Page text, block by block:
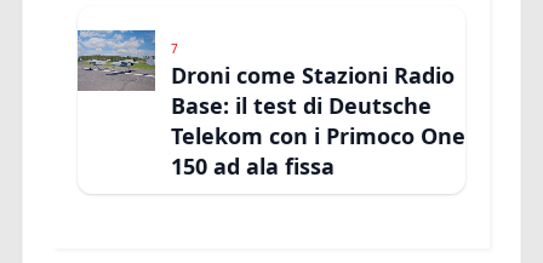
7
Droni come Stazioni Radio
Base: il test di Deutsche
Telekom con i Primoco One
150 ad ala fissa